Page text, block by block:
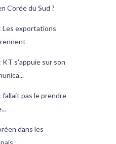
Corée du Sud ?
Les exportations
KT s'appuie sur son
fallait pas le prendre
dans les